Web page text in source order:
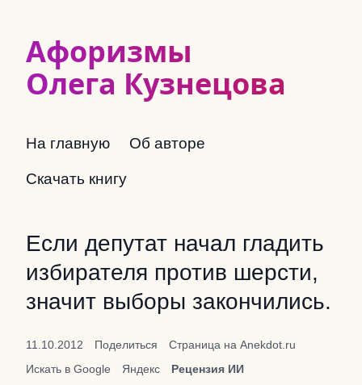
Афоризмы
Олега Кузнецова
На главную Об авторе
Скачать книгу
Если депутат начал гладить
избирателя против шерсти,
значит выборы закончились.
11.10.2012 Поделиться
Страница на Anekdot.ru
Искать в Google
Яндекс Рецензия ИИ